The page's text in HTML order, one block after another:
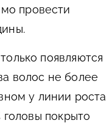
провести
появляются
волос не более
у линии роста
головы покрыто